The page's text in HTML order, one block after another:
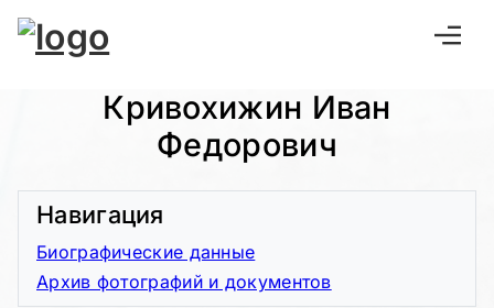
Кривохижин Иван
Федорович
Навигация
Биографические данные
Архив фотографий и документов